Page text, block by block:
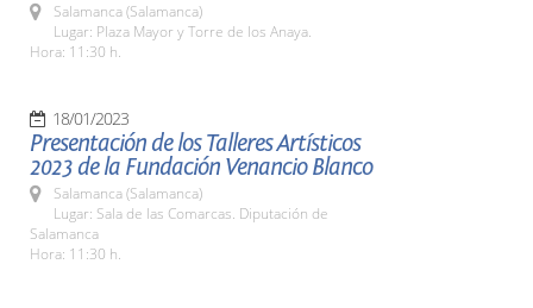
Salamanca (Salamanca)
Lugar: Plaza Mayor y Torre de los Anaya.
Hora: 11:30 h.
18/01/2023
Presentación de los Talleres Artísticos
2023 de la Fundación Venancio Blanco
Salamanca (Salamanca)
Lugar: Sala de las Comarcas. Diputación de
Salamanca
Hora: 11:30 h.